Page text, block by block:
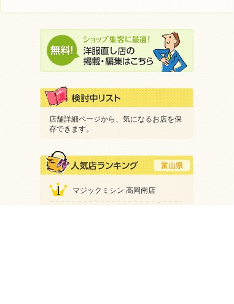
店舗詳細ページから、気になるお店を保
存できます。
富山県
マジックミシン 高岡南店